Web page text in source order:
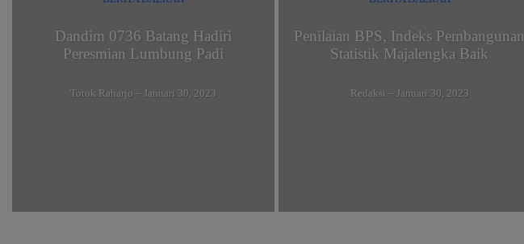
Dandim 0736 Batang Hadiri
Peresmian Lumbung Padi
Totok Raharjo – Januari 30, 2023
Penilaian BPS, Indeks Pembangunan
Statistik Majalengka Baik
Redaksi – Januari 30, 2023